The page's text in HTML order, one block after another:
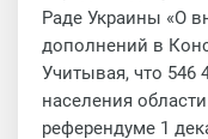
Раде Украины «О
дополнений в
Учитывая, что 546
населения
референдуме 1